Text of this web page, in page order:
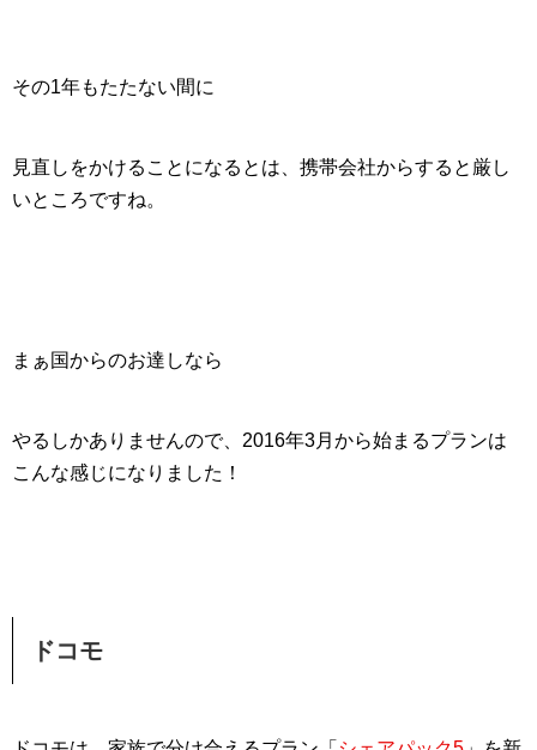
その1年もたたない間に
見直しをかけることになるとは、携帯会社からすると厳し
いところですね。
まぁ国からのお達しなら
やるしかありませんので、2016年3月から始まるプランは
こんな感じになりました！
ドコモ